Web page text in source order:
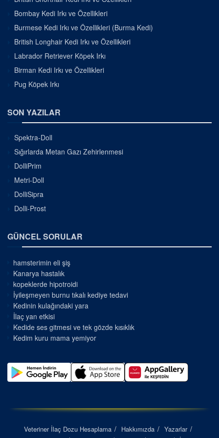
Bombay Kedi Irkı ve Özellikleri
Burmese Kedi Irkı ve Özellikleri (Burma Kedi)
British Longhair Kedi Irkı ve Özellikleri
Labrador Retriever Köpek Irkı
Birman Kedi Irkı ve Özellikleri
Pug Köpek Irkı
SON YAZILAR
Spektra-Doll
Sığırlarda Metan Gazı Zehirlenmesi
DolliPrim
Metri-Doll
DolliSipra
Dolli-Prost
GÜNCEL SORULAR
hamsterimin eli şiş
Kanarya hastalık
kopeklerde hipotroidi
İyileşmeyen burnu tıkalı kediye tedavi
Kedinin kulağındaki yara
İlaç yan etkisi
Kedide ses gitmesi ve tek gözde kısıklık
Kedim kuru mama yemiyor
Veteriner İlaç Dozu Hesaplama Hakkımızda
Yazarlar